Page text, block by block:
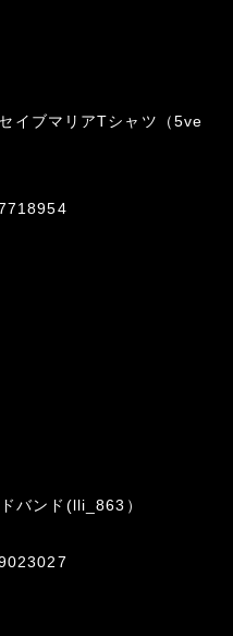
イブマリアTシャツ（5ve
バンド(lli_863）